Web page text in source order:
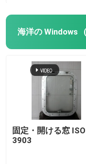
海洋の Windows
固定・開ける窓 ISO
3903